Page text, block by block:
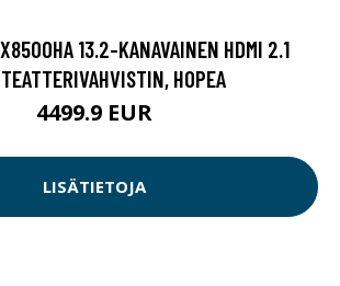
13.2-KANAVAINEN HDMI 2.1
HOPEA
4499.9 EUR
LISÄTIETOJA